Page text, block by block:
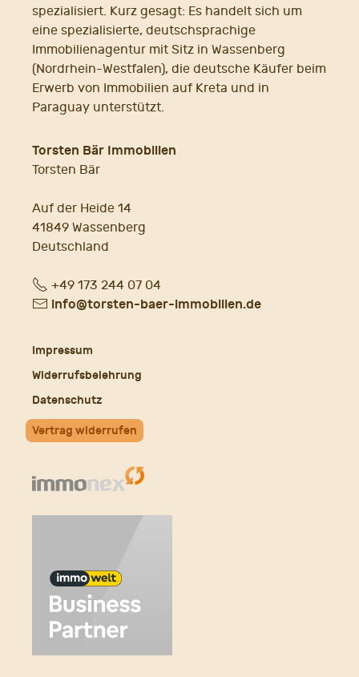
spezialisiert. Kurz gesagt: Es handelt sich um
eine spezialisierte, deutschsprachige
Immobilienagentur mit Sitz in Wassenberg
(Nordrhein-Westfalen), die deutsche Käufer beim
Erwerb von Immobilien auf Kreta und in
Paraguay unterstützt.
Torsten Bär Immobilien
Torsten Bär
Auf der Heide 14
41849 Wassenberg
Deutschland
Fon+49 173 244 07 04
E- info@torsten-baer-immobilien.de
Impressum
Widerrufsbelehrung
Datenschutz
Vertrag widerrufen